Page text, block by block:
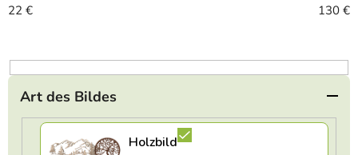
o
t
i
22 € 130 €
Art des Bildes